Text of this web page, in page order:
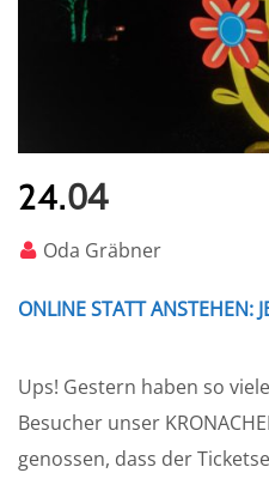
24.04
Oda Gräbner
ONLINE STATT ANSTEHEN:
Ups! Gestern haben so
Besucher unser
genossen, dass der